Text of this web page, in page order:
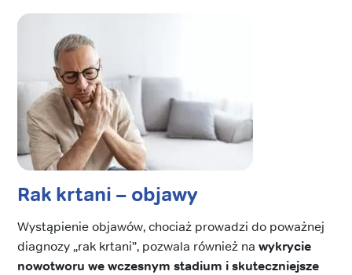
Rak krtani – objawy
Wystąpienie objawów, chociaż prowadzi do poważnej
diagnozy „rak krtani”, pozwala również na wykrycie
nowotworu we wczesnym stadium i skuteczniejsze